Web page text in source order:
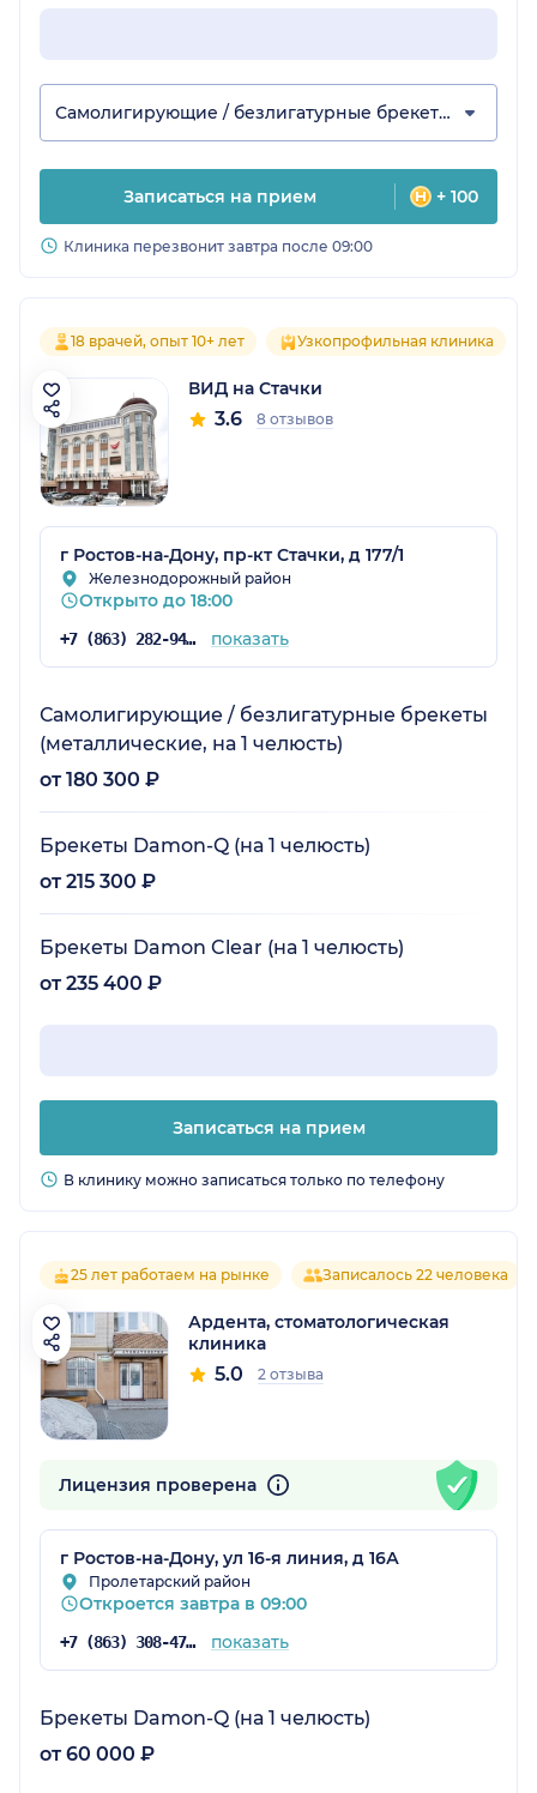
Самолигирующие / безлигатурные брекеты
Записаться на прием + 100
Клиника перезвонит завтра после 09:00
18 врачей, опыт 10+ лет Узкопрофильная клиника
ВИД на Стачки
3.6 8 отзывов
г Ростов-на-Дону, пр-кт Стачки, д 177/1
Железнодорожный район
Открыто до 18:00
+7 (863) 282-94-54 показать
Самолигирующие / безлигатурные брекеты
(металлические, на 1 челюсть)
от 180 300 ₽
Брекеты Damon-Q (на 1 челюсть)
от 215 300 ₽
Брекеты Damon Clear (на 1 челюсть)
от 235 400 ₽
Записаться на прием
В клинику можно записаться только по телефону
25 лет работаем на рынке Записалось 22 человека
Ардента, стоматологическая
клиника
5.0 2 отзыва
Лицензия проверена
г Ростов-на-Дону, ул 16-я линия, д 16А
Пролетарский район
Откроется завтра в 09:00
+7 (863) 308-47-43 показать
Брекеты Damon-Q (на 1 челюсть)
от 60 000 ₽